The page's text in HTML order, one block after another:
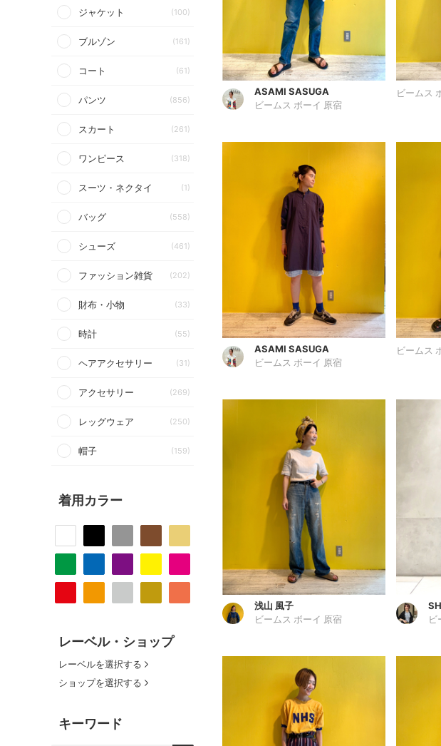
ジャケット (100)
ブルゾン (161)
コート (61)
パンツ (856)
スカート (261)
ワンピース (318)
スーツ・ネクタイ (1)
バッグ (558)
シューズ (461)
ファッション雑貨 (202)
財布・小物 (33)
時計 (55)
ヘアアクセサリー (31)
アクセサリー (269)
レッグウェア (250)
帽子 (159)
着用カラー
レーベル・ショップ
レーベルを選択する
ショップを選択する
キーワード
ASAMI SASUGA
ビームス ボーイ 原宿
ビームス
ASAMI SASUGA
ビームス ボーイ 原宿
ビームス
浅山 風子
ビームス ボーイ 原宿 ビ